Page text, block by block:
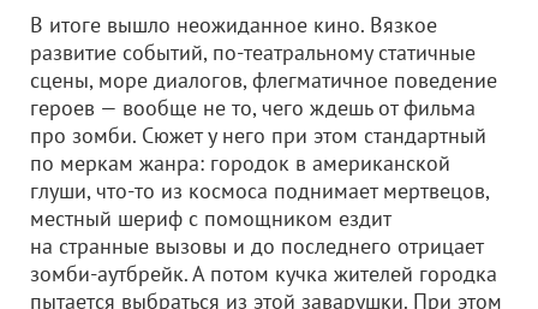
В итоге вышло неожиданное кино. Вязкое
развитие событий, по-театральному статичные
сцены, море диалогов, флегматичное поведение
героев — вообще не то, чего ждешь от фильма
про зомби. Сюжет у него при этом стандартный
по меркам жанра: городок в американской
глуши, что-то из космоса поднимает мертвецов,
местный шериф с помощником ездит
на странные вызовы и до последнего отрицает
зомби-аутбрейк. А потом кучка жителей городка
пытается выбраться из этой заварушки. При этом